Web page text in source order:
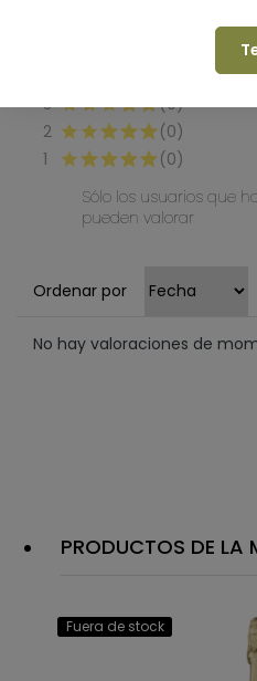
PRODUCTOS DE LA
Fuera de stock
3
(0)
2
(0)
1
(0)
Sólo los usuarios que
pueden valorar
Ordenar por
No hay valoraciones de